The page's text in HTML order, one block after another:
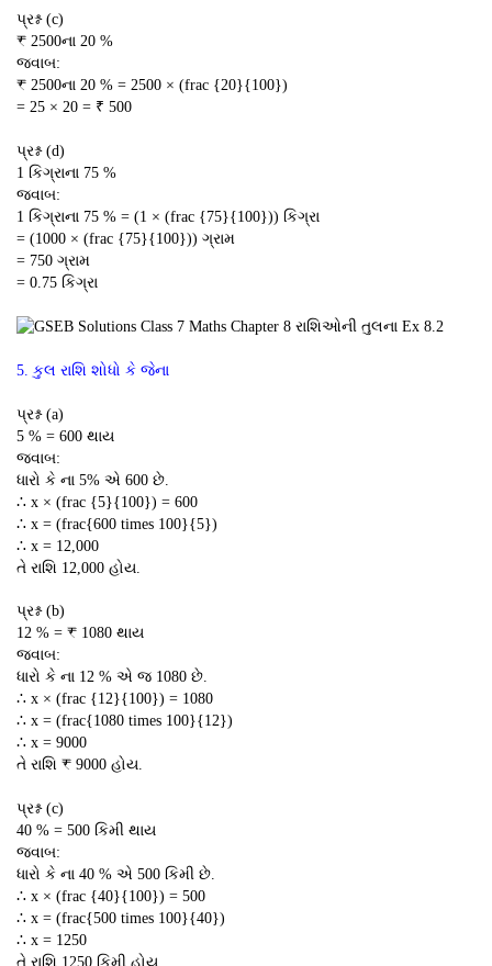
પ્રશ્ન (c)
₹ 2500ના 20 %
જવાબ:
₹ 2500ના 20 % = 2500 × (frac {20}{100})
= 25 × 20 = ₹ 500
પ્રશ્ન (d)
1 કિગ્રાના 75 %
જવાબ:
1 કિગ્રાના 75 % = (1 × (frac {75}{100})) કિગ્રા
= (1000 × (frac {75}{100})) ગ્રામ
= 750 ગ્રામ
= 0.75 કિગ્રા
5. કુલ રાશિ શોધો કે જેના
પ્રશ્ન (a)
5 % = 600 થાય
જવાબ:
ધારો કે ના 5% એ 600 છે.
∴ x × (frac {5}{100}) = 600
∴ x = (frac{600 times 100}{5})
∴ x = 12,000
તે રાશિ 12,000 હોય.
પ્રશ્ન (b)
12 % = ₹ 1080 થાય
જવાબ:
ધારો કે ના 12 % એ જ 1080 છે.
∴ x × (frac {12}{100}) = 1080
∴ x = (frac{1080 times 100}{12})
∴ x = 9000
તે રાશિ ₹ 9000 હોય.
પ્રશ્ન (c)
40 % = 500 કિમી થાય
જવાબ:
ધારો કે ના 40 % એ 500 કિમી છે.
∴ x × (frac {40}{100}) = 500
∴ x = (frac{500 times 100}{40})
∴ x = 1250
તે રાશિ 1250 કિમી હોય.